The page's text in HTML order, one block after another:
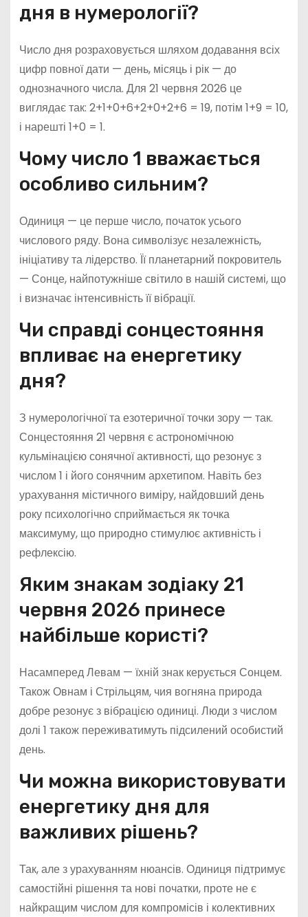
дня в нумерології?
Число дня розраховується шляхом додавання всіх
цифр повної дати — день, місяць і рік — до
однозначного числа. Для 21 червня 2026 це
виглядає так: 2+1+0+6+2+0+2+6 = 19, потім 1+9 = 10,
і нарешті 1+0 = 1.
Чому число 1 вважається
особливо сильним?
Одиниця — це перше число, початок усього
числового ряду. Вона символізує незалежність,
ініціативу та лідерство. Її планетарний покровитель
— Сонце, найпотужніше світило в нашій системі, що
і визначає інтенсивність її вібрації.
Чи справді сонцестояння
впливає на енергетику
дня?
З нумерологічної та езотеричної точки зору — так.
Сонцестояння 21 червня є астрономічною
кульмінацією сонячної активності, що резонує з
числом 1 і його сонячним архетипом. Навіть без
урахування містичного виміру, найдовший день
року психологічно сприймається як точка
максимуму, що природно стимулює активність і
рефлексію.
Яким знакам зодіаку 21
червня 2026 принесе
найбільше користі?
Насамперед Левам — їхній знак керується Сонцем.
Також Овнам і Стрільцям, чия вогняна природа
добре резонує з вібрацією одиниці. Люди з числом
долі 1 також переживатимуть підсилений особистий
день.
Чи можна використовувати
енергетику дня для
важливих рішень?
Так, але з урахуванням нюансів. Одиниця підтримує
самостійні рішення та нові початки, проте не є
найкращим числом для компромісів і колективних